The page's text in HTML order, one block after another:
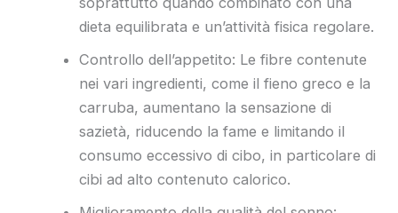
dieta equilibrata e un’attività fisica regolare.
Controllo dell’appetito: Le fibre contenute
nei vari ingredienti, come il fieno greco e la
carruba, aumentano la sensazione di
sazietà, riducendo la fame e limitando il
consumo eccessivo di cibo, in particolare di
cibi ad alto contenuto calorico.